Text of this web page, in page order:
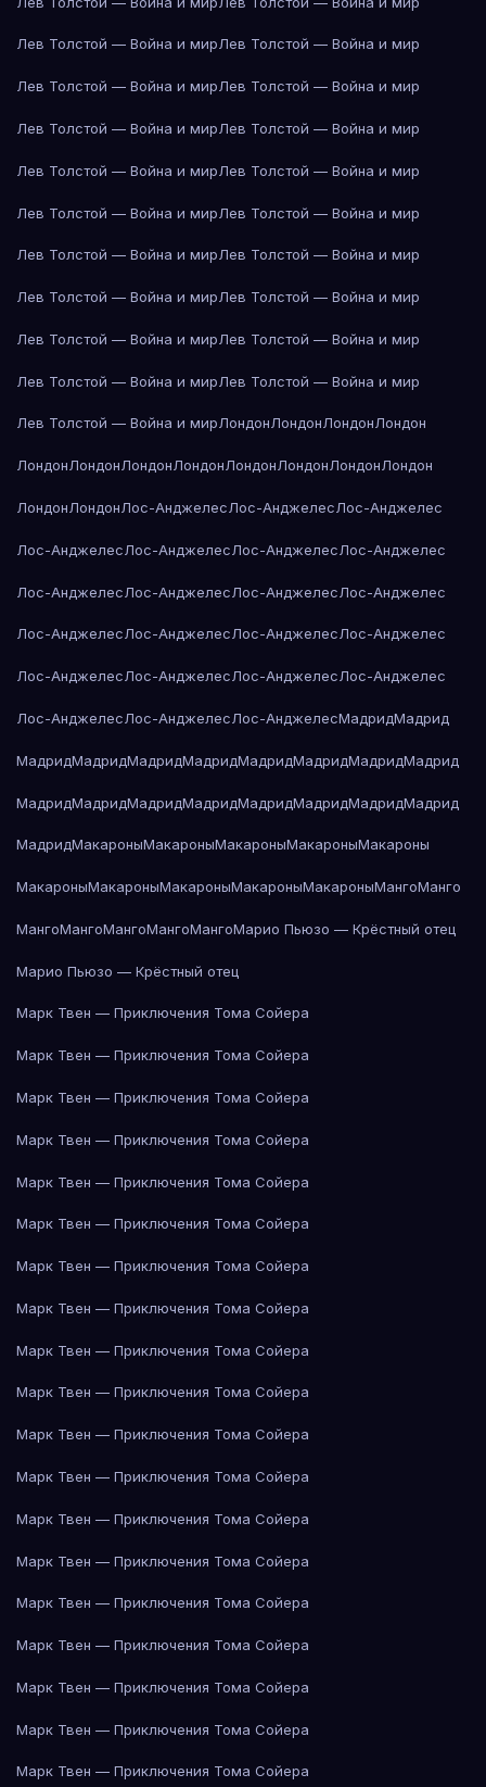
Лев Толстой — Война и мирЛев Толстой — Война и мир
Лев Толстой — Война и мирЛев Толстой — Война и мир
Лев Толстой — Война и мирЛев Толстой — Война и мир
Лев Толстой — Война и мирЛев Толстой — Война и мир
Лев Толстой — Война и мирЛев Толстой — Война и мир
Лев Толстой — Война и мирЛев Толстой — Война и мир
Лев Толстой — Война и мирЛев Толстой — Война и мир
Лев Толстой — Война и мирЛев Толстой — Война и мир
Лев Толстой — Война и мирЛев Толстой — Война и мир
Лев Толстой — Война и мирЛондонЛондонЛондонЛондон
ЛондонЛондонЛондонЛондонЛондонЛондонЛондонЛондон
ЛондонЛондонЛос-АнджелесЛос-АнджелесЛос-Анджелес
Лос-АнджелесЛос-АнджелесЛос-АнджелесЛос-Анджелес
Лос-АнджелесЛос-АнджелесЛос-АнджелесЛос-Анджелес
Лос-АнджелесЛос-АнджелесЛос-АнджелесЛос-Анджелес
Лос-АнджелесЛос-АнджелесЛос-АнджелесЛос-Анджелес
Лос-АнджелесЛос-АнджелесЛос-АнджелесМадридМадрид
МадридМадридМадридМадридМадридМадридМадридМадрид
МадридМадридМадридМадридМадридМадридМадридМадрид
МадридМакароныМакароныМакароныМакароныМакароны
МакароныМакароныМакароныМакароныМакароныМангоМанго
МангоМангоМангоМангоМангоМарио Пьюзо — Крёстный отец
Марио Пьюзо — Крёстный отец
Марк Твен — Приключения Тома Сойера
Марк Твен — Приключения Тома Сойера
Марк Твен — Приключения Тома Сойера
Марк Твен — Приключения Тома Сойера
Марк Твен — Приключения Тома Сойера
Марк Твен — Приключения Тома Сойера
Марк Твен — Приключения Тома Сойера
Марк Твен — Приключения Тома Сойера
Марк Твен — Приключения Тома Сойера
Марк Твен — Приключения Тома Сойера
Марк Твен — Приключения Тома Сойера
Марк Твен — Приключения Тома Сойера
Марк Твен — Приключения Тома Сойера
Марк Твен — Приключения Тома Сойера
Марк Твен — Приключения Тома Сойера
Марк Твен — Приключения Тома Сойера
Марк Твен — Приключения Тома Сойера
Марк Твен — Приключения Тома Сойера
Марк Твен — Приключения Тома Сойера